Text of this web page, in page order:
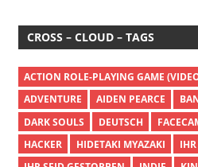
CROSS – CLOUD – TAGS
ACTION ROLE-PLAYING GAME
ADVENTURE
AIDEN PEARCE
DARK SOULS
DEUTSCH
HACKER
HIDETAKI MYAZAKI